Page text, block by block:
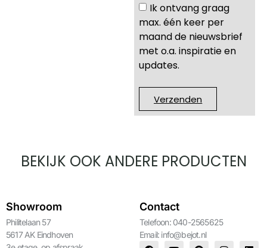
Ik ontvang graag
max. één keer per
maand de nieuwsbrief
met o.a. inspiratie en
updates.
Verzenden
BEKIJK OOK ANDERE PRODUCTEN
Showroom
Philitelaan 57
5617 AK Eindhoven
Contact
Telefoon: 040-2565625
Email: info@bejot.nl